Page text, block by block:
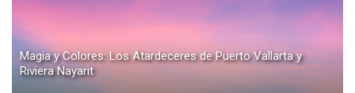
Magia y Colores: Los Atardeceres de Puerto Vallarta y
Riviera Nayarit